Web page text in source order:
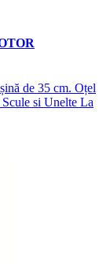
de 35 cm. Oțel
si Unelte La